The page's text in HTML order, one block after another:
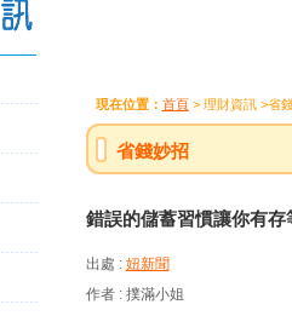
現在位置： 首頁> 理財資訊 >省
省錢妙招
錯誤的儲蓄習慣讓你有
出處 : 妞新聞
作者 : 撲滿小姐